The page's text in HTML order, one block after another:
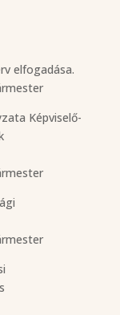
elfogadása.
Képviselő-